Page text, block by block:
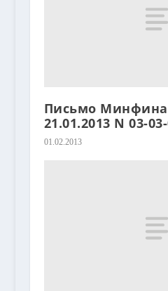
Письмо
21.01.2013 N 03-
01.02.2013